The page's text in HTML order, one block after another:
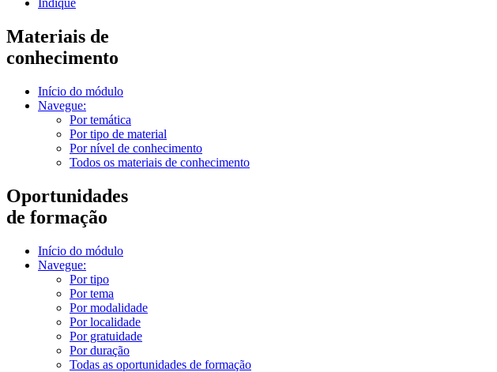
Indique
Materiais de
conhecimento
Início do módulo
Navegue:
Por temática
Por tipo de material
Por nível de conhecimento
Todos os materiais de conhecimento
Oportunidades
de formação
Início do módulo
Navegue:
Por tipo
Por tema
Por modalidade
Por localidade
Por gratuidade
Por duração
Todas as oportunidades de formação